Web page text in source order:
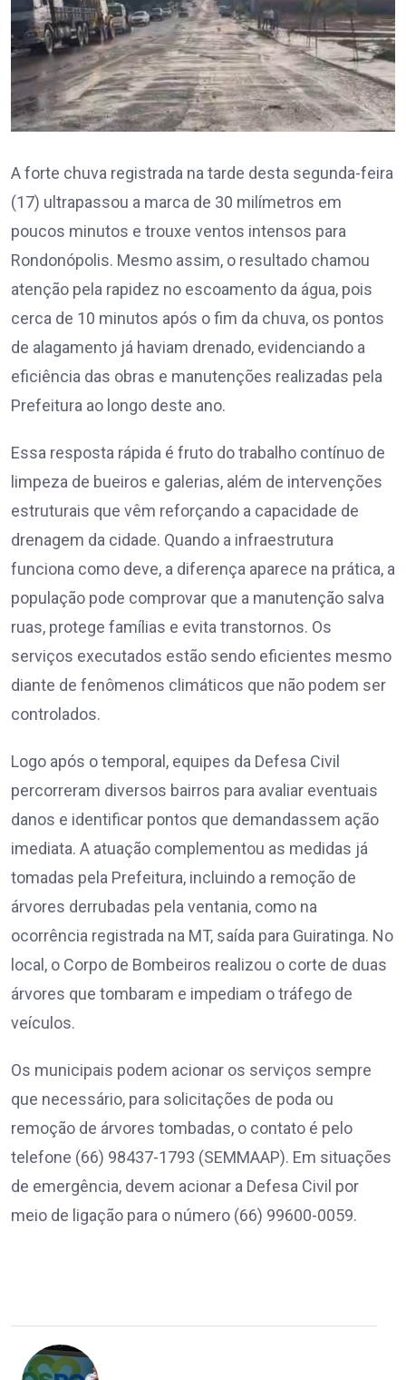
A forte chuva registrada na tarde desta segunda-feira
(17) ultrapassou a marca de 30 milímetros em
poucos minutos e trouxe ventos intensos para
Rondonópolis. Mesmo assim, o resultado chamou
atenção pela rapidez no escoamento da água, pois
cerca de 10 minutos após o fim da chuva, os pontos
de alagamento já haviam drenado, evidenciando a
eficiência das obras e manutenções realizadas pela
Prefeitura ao longo deste ano.
Essa resposta rápida é fruto do trabalho contínuo de
limpeza de bueiros e galerias, além de intervenções
estruturais que vêm reforçando a capacidade de
drenagem da cidade. Quando a infraestrutura
funciona como deve, a diferença aparece na prática, a
população pode comprovar que a manutenção salva
ruas, protege famílias e evita transtornos. Os
serviços executados estão sendo eficientes mesmo
diante de fenômenos climáticos que não podem ser
controlados.
Logo após o temporal, equipes da Defesa Civil
percorreram diversos bairros para avaliar eventuais
danos e identificar pontos que demandassem ação
imediata. A atuação complementou as medidas já
tomadas pela Prefeitura, incluindo a remoção de
árvores derrubadas pela ventania, como na
ocorrência registrada na MT, saída para Guiratinga. No
local, o Corpo de Bombeiros realizou o corte de duas
árvores que tombaram e impediam o tráfego de
veículos.
Os municipais podem acionar os serviços sempre
que necessário, para solicitações de poda ou
remoção de árvores tombadas, o contato é pelo
telefone (66) 98437-1793 (SEMMAAP). Em situações
de emergência, devem acionar a Defesa Civil por
meio de ligação para o número (66) 99600-0059.